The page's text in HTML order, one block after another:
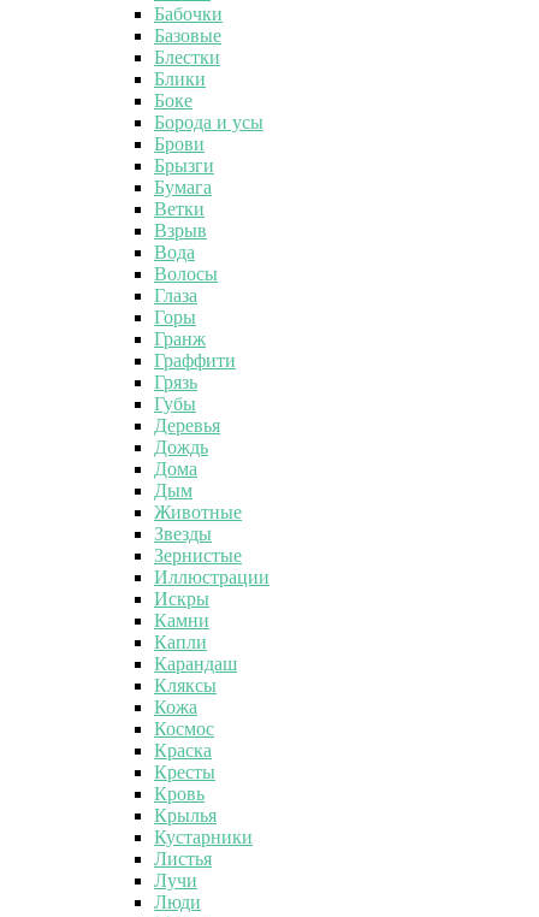
Бабочки
Базовые
Блестки
Блики
Боке
Борода и усы
Брови
Брызги
Бумага
Ветки
Взрыв
Вода
Волосы
Глаза
Горы
Гранж
Граффити
Грязь
Губы
Деревья
Дождь
Дома
Дым
Животные
Звезды
Зернистые
Иллюстрации
Искры
Камни
Капли
Карандаш
Кляксы
Кожа
Космос
Краска
Кресты
Кровь
Крылья
Кустарники
Листья
Лучи
Люди